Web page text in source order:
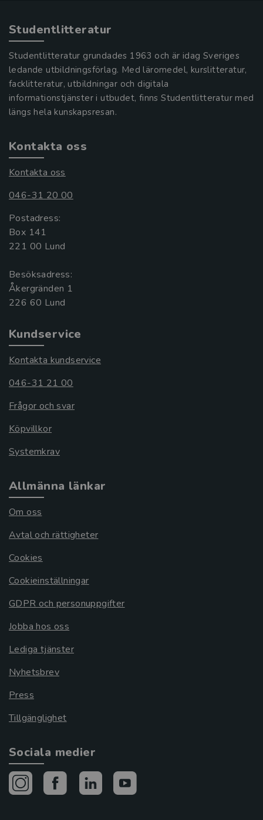
Studentlitteratur
Studentlitteratur grundades 1963 och är idag Sveriges
ledande utbildningsförlag. Med läromedel, kurslitteratur,
facklitteratur, utbildningar och digitala
informationstjänster i utbudet, finns Studentlitteratur med
längs hela kunskapsresan.
Kontakta oss
Kontakta oss
046-31 20 00
Postadress:
Box 141
221 00 Lund
Besöksadress:
Åkergränden 1
Kundservice
Kontakta kundservice
046-31 21 00
Frågor och svar
Köpvillkor
Systemkrav
Allmänna länkar
Om oss
Avtal och rättigheter
Cookies
Cookieinställningar
GDPR och personuppgifter
Jobba hos oss
Lediga tjänster
Nyhetsbrev
Press
Tillgänglighet
Sociala medier